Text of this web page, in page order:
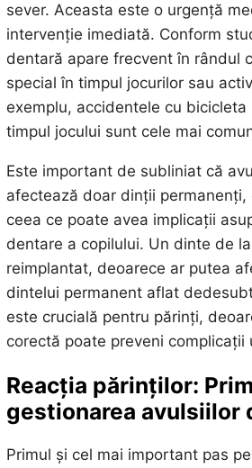
sever. Aceasta este o urgență
intervenție imediată. Conform
dentară apare frecvent în rândul
special în timpul jocurilor sau
exemplu, accidentele cu bicicleta
timpul jocului sunt cele mai
Este important de subliniat că
afectează doar dinții permanenți,
ceea ce poate avea implicații
dentare a copilului. Un dinte de
reimplantat, deoarece ar putea
dintelui permanent aflat
este crucială pentru părinți,
corectă poate preveni complicații
Reacția părinților:
gestionarea avulsiilor
Primul și cel mai important pas